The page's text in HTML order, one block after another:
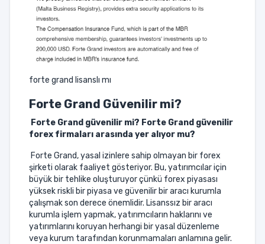
forte grand lisanslı mı
Forte Grand Güvenilir mi?
Forte Grand güvenilir mi? Forte Grand güvenilir
forex firmaları arasında yer alıyor mu?
Forte Grand, yasal izinlere sahip olmayan bir forex
şirketi olarak faaliyet gösteriyor. Bu, yatırımcılar için
büyük bir tehlike oluşturuyor çünkü forex piyasası
yüksek riskli bir piyasa ve güvenilir bir aracı kurumla
çalışmak son derece önemlidir. Lisanssız bir aracı
kurumla işlem yapmak, yatırımcıların haklarını ve
yatırımlarını koruyan herhangi bir yasal düzenleme
veya kurum tarafından korunmamaları anlamına gelir.